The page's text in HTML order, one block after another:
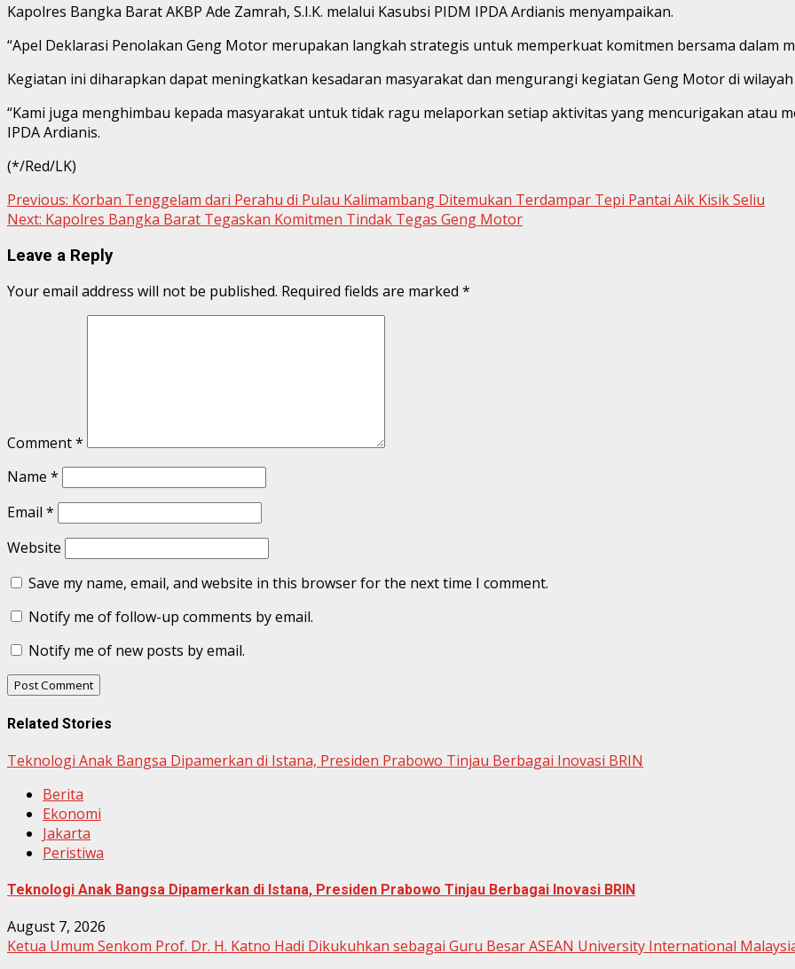
Kapolres Bangka Barat AKBP Ade Zamrah, S.I.K. melalui Kasubsi PIDM IPDA Ardianis menyampaikan.
“Apel Deklarasi Penolakan Geng Motor merupakan langkah strategis untuk memperkuat komitmen bersama dalam
Kegiatan ini diharapkan dapat meningkatkan kesadaran masyarakat dan mengurangi kegiatan Geng Motor di
“Kami juga menghimbau kepada masyarakat untuk tidak ragu melaporkan setiap aktivitas yang mencurigakan atau
IPDA Ardianis.
(*/Red/LK)
Continue
Reading
Previous: Korban Tenggelam dari Perahu di Pulau Kalimambang Ditemukan Terdampar Tepi Pantai Aik Kisik Seliu
Next: Kapolres Bangka Barat Tegaskan Komitmen Tindak Tegas Geng Motor
Leave a Reply
Your email address will not be published. Required fields are marked *
Comment*
Name *
Email *
Website
Save my name, email, and website in this browser for the next time I comment.
Notify me of follow-up comments by email.
Notify me of new posts by email.
Related Stories
Teknologi Anak Bangsa Dipamerkan di Istana, Presiden Prabowo Tinjau Berbagai Inovasi BRIN
Berita
Ekonomi
Jakarta
Peristiwa
Teknologi Anak Bangsa Dipamerkan di Istana, Presiden Prabowo Tinjau Berbagai Inovasi BRIN
August 7, 2026
Ketua Umum Senkom Prof. Dr. H. Katno Hadi Dikukuhkan sebagai Guru Besar ASEAN University International